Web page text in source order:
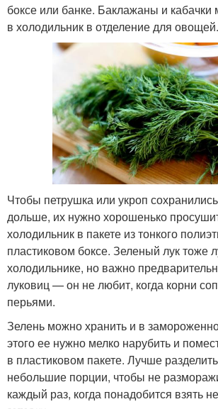
боксе или банке. Баклажаны и
в холодильник в отделение для овощей.
Чтобы петрушка или укроп
дольше, их нужно хорошенько
холодильник в пакете из тонкого
пластиковом боксе. Зеленый лук тоже
холодильнике, но важно
луковиц — он не любит, когда корни
перьями.
Зелень можно хранить и в
этого ее нужно мелко нарубить и
в пластиковом пакете. Лучше
небольшие порции, чтобы не
каждый раз, когда понадобится взять